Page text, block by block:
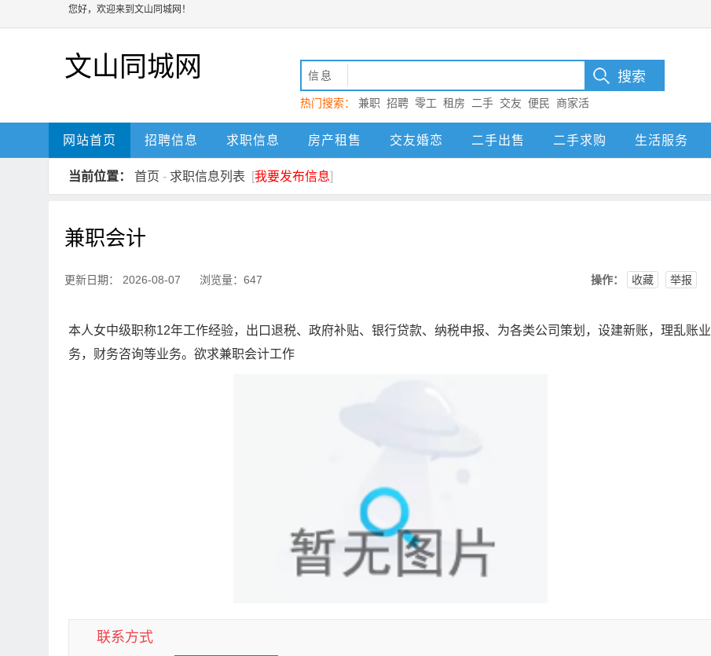
您好，欢迎来到文山同城网！
文山同城网 信息
热门搜索： 兼职 招聘 零工 租房 二手 交友 便民
商家活
动 文山
网站首页 招聘信息 求职信息 房产租售 交友婚恋 二手出售 二手求购 生活服务
当前位置： 首页 - 求职信息列表 [我要发布信息]
兼职会计
更新日期： 2026-08-07 浏览量：647 操作： 收藏 举报
本人女中级职称12年工作经验，出口退税、政府补贴、银行贷款、纳税申报、为各类公司策划，设建新账，理乱账业
务，财务咨询等业务。欲求兼职会计工作
联系方式